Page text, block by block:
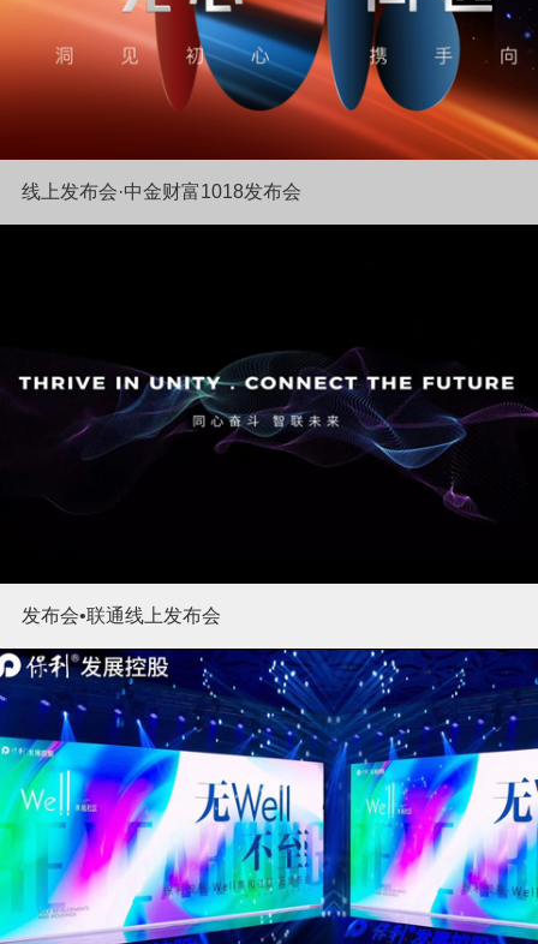
线上发布会·中金财富1018发布会
发布会•联通线上发布会